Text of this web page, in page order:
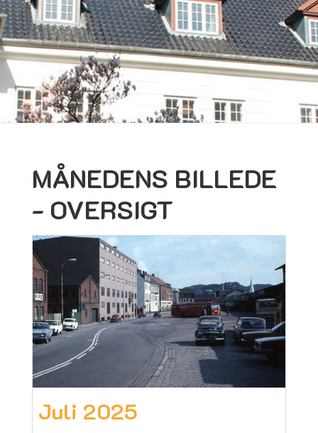
MÅNEDENS BILLEDE
- OVERSIGT
Juli 2025